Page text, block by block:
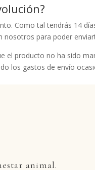
Como tal tendrás 14
para poder
el producto no ha sido
los gastos de envío
animal.